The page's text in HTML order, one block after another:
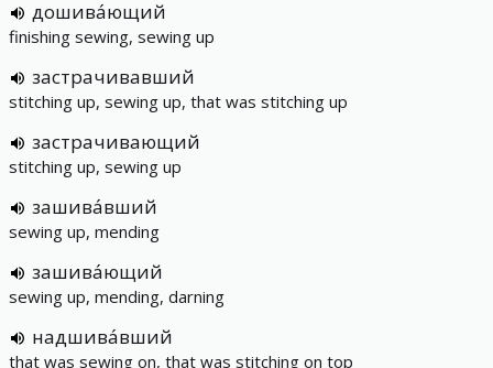
дошива́ющий
finishing sewing, sewing up
застрачивавший
stitching up, sewing up, that was stitching up
застрачивающий
stitching up, sewing up
зашива́вший
sewing up, mending
зашива́ющий
sewing up, mending, darning
надшива́вший
that was sewing on, that was stitching on top